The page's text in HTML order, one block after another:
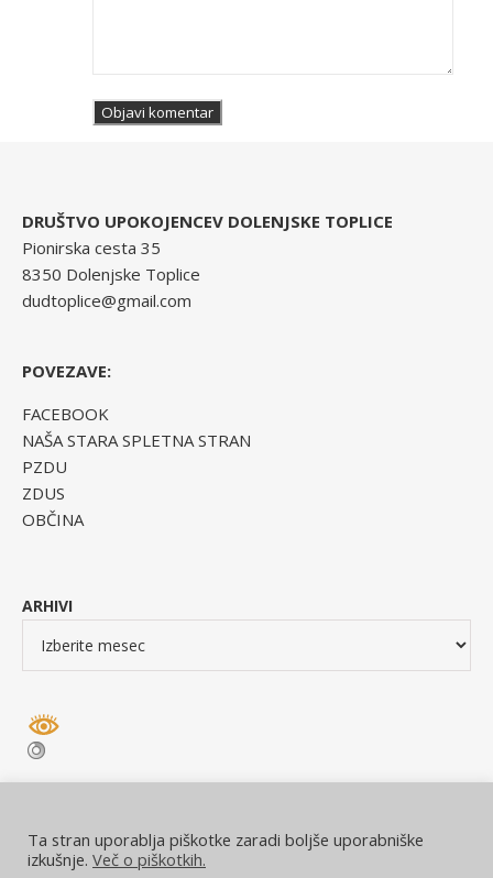
DRUŠTVO UPOKOJENCEV DOLENJSKE TOPLICE
Pionirska cesta 35
8350 Dolenjske Toplice
dudtoplice@gmail.com
POVEZAVE:
FACEBOOK
NAŠA STARA SPLETNA STRAN
PZDU
ZDUS
OBČINA
ARHIVI
Ta stran uporablja piškotke zaradi boljše uporabniške
izkušnje. Več o piškotkih.